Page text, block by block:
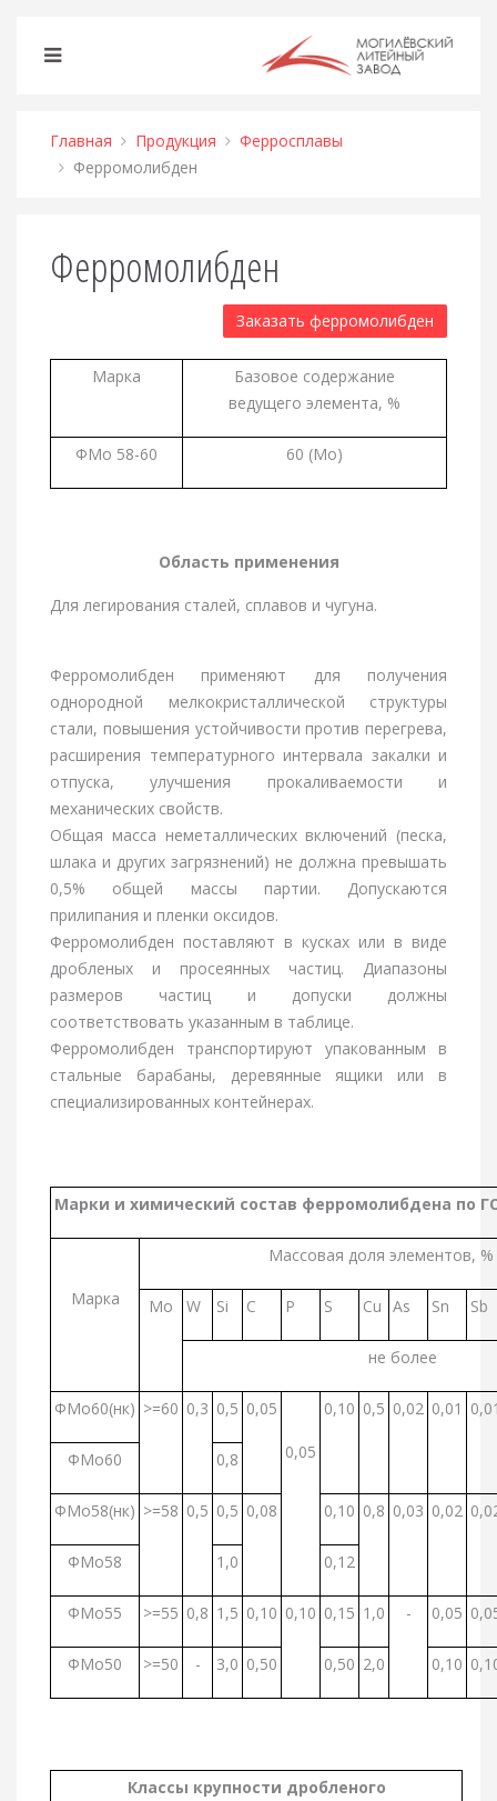
Главная Продукция
Ферросплавы
Ферромолибден
Ферромолибден
Заказать ферромолибден
Марка
Базовое содержание
ведущего элемента, %
ФМо 58-60 60 (Mo)
Область применения
Для легирования сталей, сплавов и чугуна.
Ферромолибден применяют для получения
однородной мелкокристаллической структуры
стали, повышения устойчивости против перегрева,
расширения температурного интервала закалки и
отпуска, улучшения прокаливаемости и
механических свойств.
Общая масса неметаллических включений (песка,
шлака и других загрязнений) не должна превышать
0,5% общей массы партии. Допускаются
прилипания и пленки оксидов.
Ферромолибден поставляют в кусках или в виде
дробленых и просеянных частиц. Диапазоны
размеров частиц и допуски должны
соответствовать указанным в таблице.
Ферромолибден транспортируют упакованным в
стальные барабаны, деревянные ящики или в
специализированных контейнерах.
Марки и химический состав ферромолибдена по
Марка
Массовая доля элементов, %
Mo W Si C P S Cu As Sn Sb
не более
ФМо60(нк) >=60 0,3 0,5 0,05
0,05
0,10 0,5 0,02 0,01
ФМо60 0,8
ФМо58(нк) >=58 0,5 0,5 0,08 0,10 0,8 0,03 0,02
ФМо58 1,0 0,12
ФМо55 >=55 0,8 1,5 0,10 0,10 0,15 1,0 - 0,05
ФМо50 >=50 - 3,0 0,50 0,50 2,0 0,10
Классы крупности дробленого